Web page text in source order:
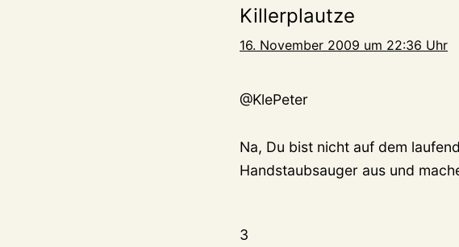
Killerplautze
16. November 2009 um 22:36 Uhr
@KlePeter
Na, Du bist nicht auf dem
Handstaubsauger aus und
3